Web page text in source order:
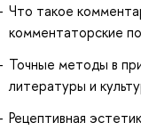
Что такое
комментаторские
Точные методы в
литературы и
Рецептивная